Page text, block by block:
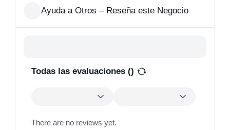
Ayuda a Otros – Reseña este Negocio
Todas las evaluaciones ()
There are no reviews yet.